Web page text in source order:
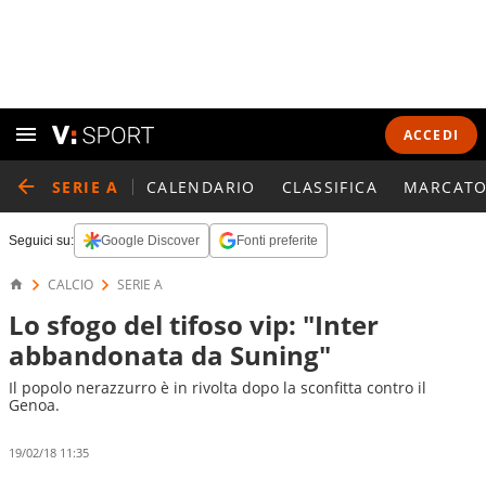
ACCEDI
SERIE A CALENDARIO CLASSIFICA
Seguici su: Google Discover Fonti preferite
CALCIO SERIE A
Lo sfogo del tifoso vip: "Inter
abbandonata da Suning"
Il popolo nerazzurro è in rivolta dopo la sconfitta contro il
Genoa.
19/02/18 11:35